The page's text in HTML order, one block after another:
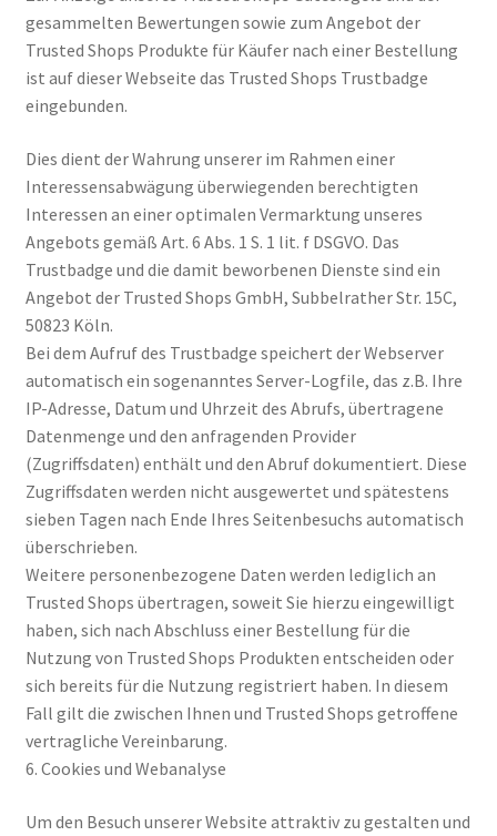
gesammelten Bewertungen sowie zum Angebot der
Trusted Shops Produkte für Käufer nach einer Bestellung
ist auf dieser Webseite das Trusted Shops Trustbadge
eingebunden.
Dies dient der Wahrung unserer im Rahmen einer
Interessensabwägung überwiegenden berechtigten
Interessen an einer optimalen Vermarktung unseres
Angebots gemäß Art. 6 Abs. 1 S. 1 lit. f DSGVO. Das
Trustbadge und die damit beworbenen Dienste sind ein
Angebot der Trusted Shops GmbH, Subbelrather Str. 15C,
50823 Köln.
Bei dem Aufruf des Trustbadge speichert der Webserver
automatisch ein sogenanntes Server-Logfile, das z.B. Ihre
IP-Adresse, Datum und Uhrzeit des Abrufs, übertragene
Datenmenge und den anfragenden Provider
(Zugriffsdaten) enthält und den Abruf dokumentiert. Diese
Zugriffsdaten werden nicht ausgewertet und spätestens
sieben Tagen nach Ende Ihres Seitenbesuchs automatisch
überschrieben.
Weitere personenbezogene Daten werden lediglich an
Trusted Shops übertragen, soweit Sie hierzu eingewilligt
haben, sich nach Abschluss einer Bestellung für die
Nutzung von Trusted Shops Produkten entscheiden oder
sich bereits für die Nutzung registriert haben. In diesem
Fall gilt die zwischen Ihnen und Trusted Shops getroffene
vertragliche Vereinbarung.
6. Cookies und Webanalyse
Um den Besuch unserer Website attraktiv zu gestalten und